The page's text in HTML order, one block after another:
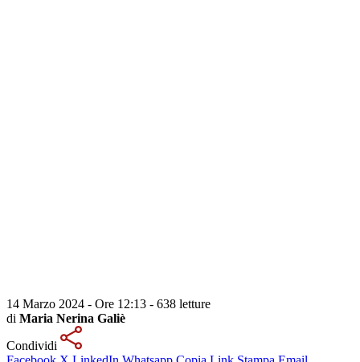
14 Marzo 2024 - Ore 12:13 - 638 letture
di Maria Nerina Galiè
Condividi